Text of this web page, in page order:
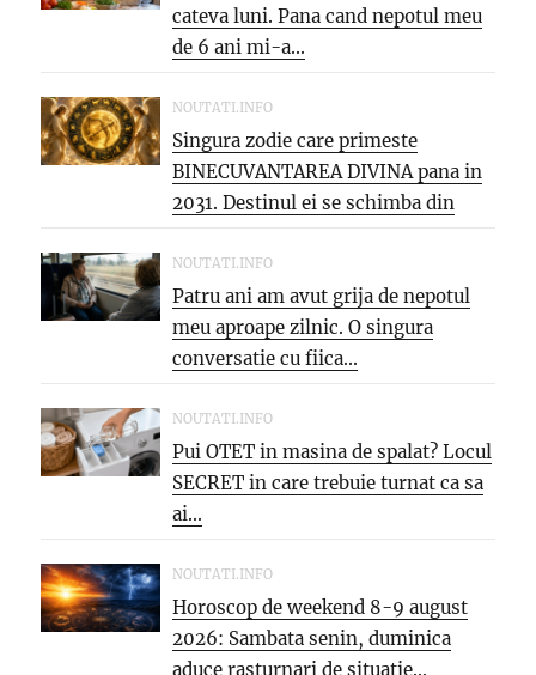
cateva luni. Pana cand nepotul meu
de 6 ani mi-a...
NOUTATI.INFO
Singura zodie care primeste
BINECUVANTAREA DIVINA pana in
2031. Destinul ei se schimba din
temelii,...
NOUTATI.INFO
Patru ani am avut grija de nepotul
meu aproape zilnic. O singura
conversatie cu fiica...
NOUTATI.INFO
Pui OTET in masina de spalat? Locul
SECRET in care trebuie turnat ca sa
ai...
NOUTATI.INFO
Horoscop de weekend 8-9 august
2026: Sambata senin, duminica
aduce rasturnari de situatie…